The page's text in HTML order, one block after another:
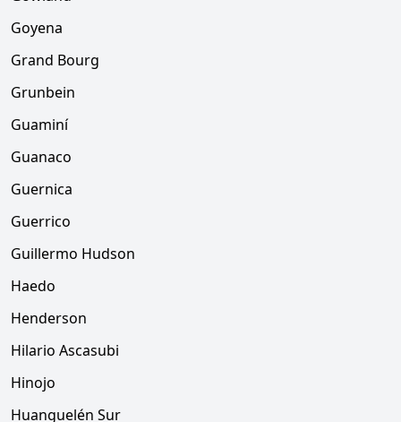
Goyena
Grand Bourg
Grunbein
Guaminí
Guanaco
Guernica
Guerrico
Guillermo Hudson
Haedo
Henderson
Hilario Ascasubi
Hinojo
Huanguelén Sur